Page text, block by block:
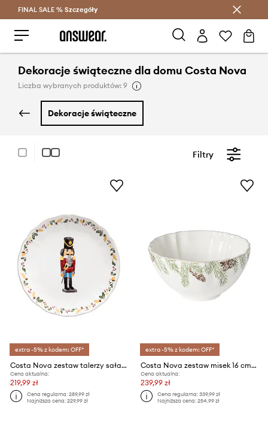
Oszczędzaj z Answear Club >
FINAL SALE % Szczegóły
Dekoracje świąteczne dla domu Costa Nova
Liczba wybranych produktów: 9
dekoracje świąteczne
Filtry
extra -5% z kodem: OFF*
Costa Nova zestaw talerzy sałatkowych 21 cm 4-pack
Cena aktualna:
219,99 zł
Cena regularna:289,99 zł
Najniższa cena:229,99 zł
extra -5% z kodem: OFF*
Costa Nova zestaw misek 16 cm 4-pack
Cena aktualna:
239,99 zł
Cena regularna:339,99 zł
Najniższa cena:254,99 zł